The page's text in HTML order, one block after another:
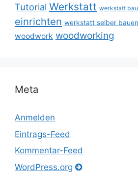
Tutorial Werkstatt werkstatt
einrichten werkstatt selber bauen
woodwork woodworking
Meta
Anmelden
Eintrags-Feed
Kommentar-Feed
WordPress.org